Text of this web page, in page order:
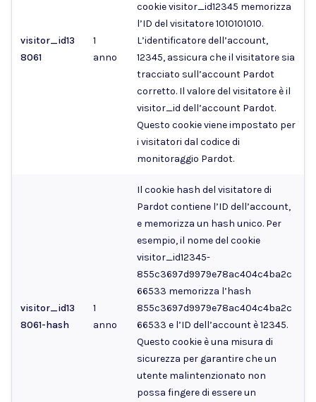
visitor_id13
8061
1
anno
cookie visitor_id12345 memorizza
l’ID del visitatore 1010101010.
L’identificatore dell’account,
12345, assicura che il visitatore sia
tracciato sull’account Pardot
corretto. Il valore del visitatore è il
visitor_id dell’account Pardot.
Questo cookie viene impostato per
i visitatori dal codice di
monitoraggio Pardot.
visitor_id13
8061-hash
1
anno
Il cookie hash del visitatore di
Pardot contiene l’ID dell’account,
e memorizza un hash unico. Per
esempio, il nome del cookie
visitor_id12345-
855c3697d9979e78ac404c4ba2c
66533 memorizza l’hash
855c3697d9979e78ac404c4ba2c
66533 e l’ID dell’account è 12345.
Questo cookie è una misura di
sicurezza per garantire che un
utente malintenzionato non
possa fingere di essere un